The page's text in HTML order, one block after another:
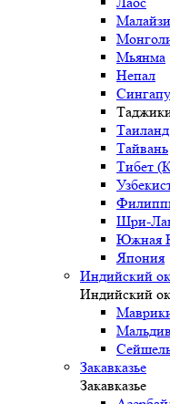
Мьянма
Непал
Таиланд
Тайвань
Тибет
Шри-
Южная
Япония
Индийский
Индийский
Закавказье
Закавказье